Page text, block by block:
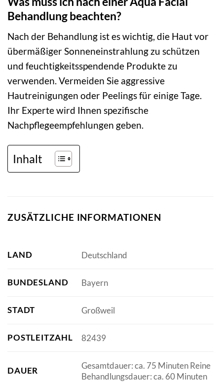
Behandlung beachten?
Nach der Behandlung ist es wichtig, die Haut vor
übermäßiger Sonneneinstrahlung zu schützen
und feuchtigkeitsspendende Produkte zu
verwenden. Vermeiden Sie aggressive
Hautreinigungen oder Peelings für einige Tage.
Ihr Experte wird Ihnen spezifische
Nachpflegeempfehlungen geben.
Inhalt
ZUSÄTZLICHE INFORMATIONEN
LAND Deutschland
BUNDESLAND Bayern
STADT Großweil
POSTLEITZAHL 82439
DAUER
Gesamtdauer: ca. 75 Minuten Reine
Behandlungsdauer: ca. 60 Minuten